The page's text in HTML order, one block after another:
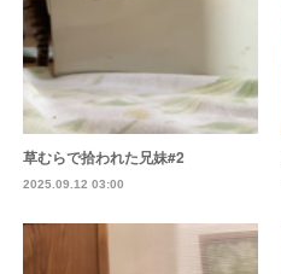
草むらで拾われた兄妹#2
2025.09.12 03:00